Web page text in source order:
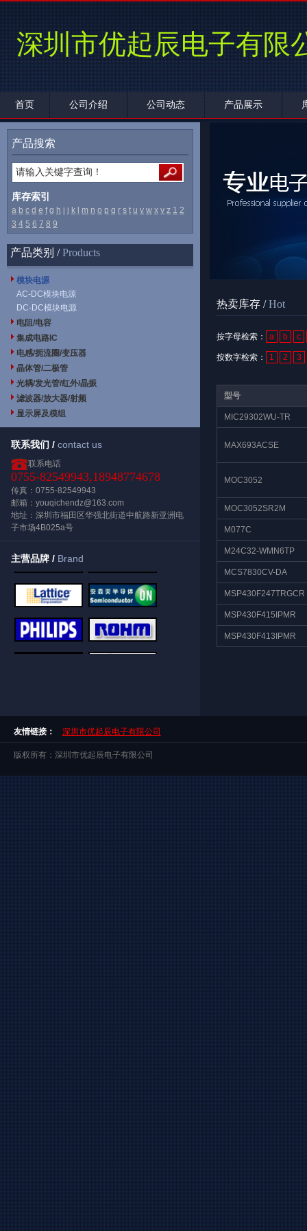
深圳市优起辰电子有限
首页 公司介绍 公司动态 产品展示
产品搜索
库存索引
a b c d e f g h i j k m n o p q r s t u v w x y z 1 2
3 4 5 6 7 8 9
产品类别 /Products
模块电源
AC-DC模块电源
DC-DC模块电源
电阻/电容
集成电路IC
电感/扼流圈/变压器
晶体管/二极管
光耦/发光管/红外/晶振
滤波器/放大器/射频
显示屏及模组
联系我们 / contact us
联系电话
0755-82549943,18948774678
传真：0755-82549943
邮箱：youqichendz@163.com
地址：深圳市福田区华强北街道中航路新亚洲电
子市场4B025a号
主营品牌 / Brand
热卖库存 /Hot
按字母检索： a b c
按数字检索： 1 2 3
型号
MIC29302WU-TR
MAX693ACSE
MOC3052
MOC3052SR2M
M077C
M24C32-WMN6TP
MCS7830CV-DA
MSP430F247TRGCR
MSP430F415IPMR
MSP430F413IPMR
友情链接： 深圳市优起辰电子有限公司
版权所有：深圳市优起辰电子有限公司